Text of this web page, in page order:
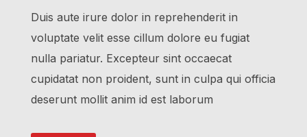
Duis aute irure dolor in reprehenderit in
voluptate velit esse cillum dolore eu fugiat
nulla pariatur. Excepteur sint occaecat
cupidatat non proident, sunt in culpa qui officia
deserunt mollit anim id est laborum